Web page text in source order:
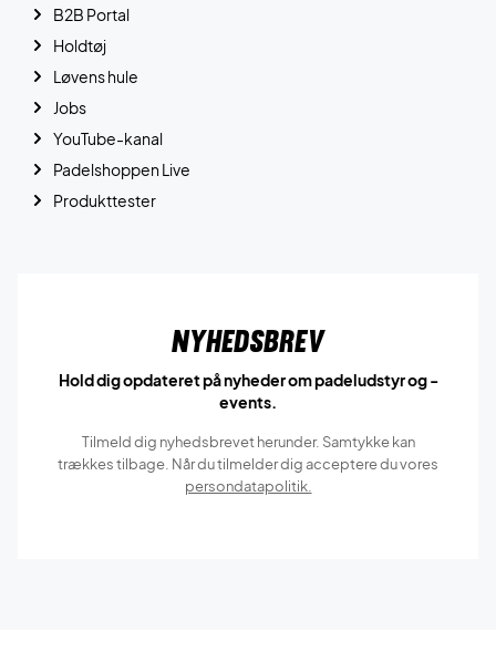
B2B Portal
Holdtøj
Løvens hule
Jobs
YouTube-kanal
Padelshoppen Live
Produkttester
Nyhedsbrev
Hold dig opdateret på nyheder om padeludstyr og -
events.
Tilmeld dig nyhedsbrevet herunder. Samtykke kan
trækkes tilbage. Når du tilmelder dig acceptere du vores
persondatapolitik.